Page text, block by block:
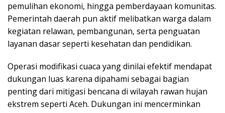
pemulihan ekonomi, hingga pemberdayaan komunitas.
Pemerintah daerah pun aktif melibatkan warga dalam
kegiatan relawan, pembangunan, serta penguatan
layanan dasar seperti kesehatan dan pendidikan.
Operasi modifikasi cuaca yang dinilai efektif mendapat
dukungan luas karena dipahami sebagai bagian
penting dari mitigasi bencana di wilayah rawan hujan
ekstrem seperti Aceh. Dukungan ini mencerminkan